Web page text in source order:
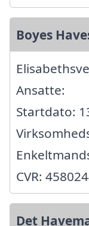
Boyes
Ansatte:
Startdato:
CVR:
Det